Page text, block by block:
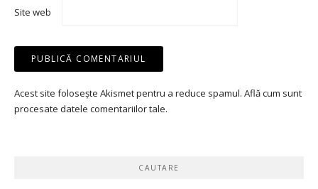
Site web
Acest site folosește Akismet pentru a reduce spamul. Află cum sunt
procesate datele comentariilor tale.
CAUTARE